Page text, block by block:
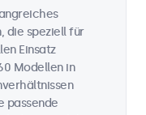
die speziell für
Einsatz
Modellen in
passende